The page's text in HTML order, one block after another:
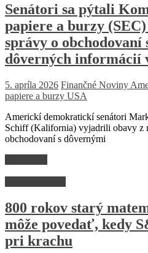
Senátori sa pýtali
papiere a burzy
správy o obchodovaní
dôverných informácií
5. apríla 2026 Finančné Noviny
papiere a burzy USA
Americkí demokratickí senátori
Schiff (Kalifornia) vyjadrili obavy z
obchodovaní s dôvernými
800 rokov starý
môže povedať, kedy
pri krachu